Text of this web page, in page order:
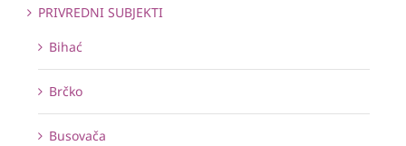
PRIVREDNI SUBJEKTI
Bihać
Brčko
Busovača